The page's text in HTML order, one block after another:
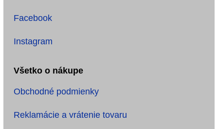
Facebook
Instagram
Všetko o nákupe
Obchodné podmienky
Reklamácie a vrátenie tovaru